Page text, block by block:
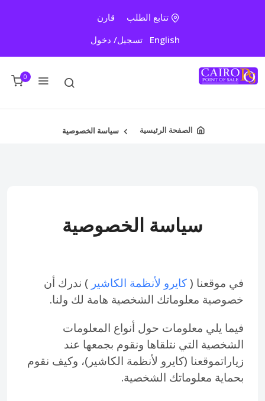
تتابع الطلب
قارن
English
تسجيل/ دخول
0
الصفحة الرئيسية سياسة الخصوصية
سياسة الخصوصية
في موقعنا ( كايرو لأنظمة الكاشير ) ندرك أن
خصوصية معلوماتك الشخصية هامة لك ولنا.
فيما يلي معلومات حول أنواع المعلومات
الشخصية التي نتلقاها ونقوم بجمعها عند
زياراتموقعنا (كايرو لأنظمة الكاشير)، وكيف نقوم
بحماية معلوماتك الشخصية.